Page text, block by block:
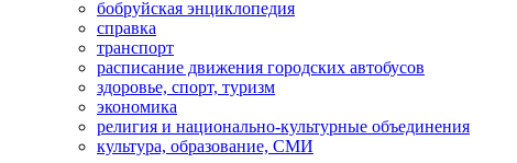
бобруйская энциклопедия
справка
транспорт
расписание движения городских автобусов
здоровье, спорт, туризм
экономика
религия и национально-культурные объединения
культура, образование, СМИ